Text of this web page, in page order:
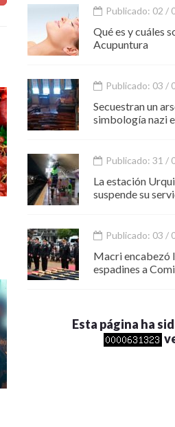
Publicado: 02 /
Qué es y cuáles
Acupuntura
Publicado: 03 /
Secuestran un
simbología nazi
Publicado: 31 /
La estación
suspende su
Publicado: 03 /
Macri encabezó
espadines a
Esta página ha